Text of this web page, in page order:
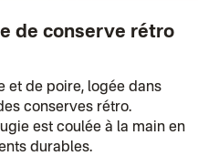
de conserve rétro
et de poire, logée dans
conserves rétro.
est coulée à la main en
durables.